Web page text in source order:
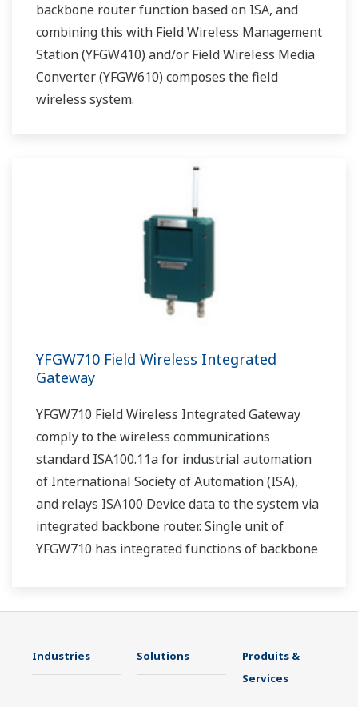
backbone router function based on ISA, and
combining this with Field Wireless Management
Station (YFGW410) and/or Field Wireless Media
Converter (YFGW610) composes the field
wireless system.
YFGW710 Field Wireless Integrated
Gateway
YFGW710 Field Wireless Integrated Gateway
comply to the wireless communications
standard ISA100.11a for industrial automation
of International Society of Automation (ISA),
and relays ISA100 Device data to the system via
integrated backbone router. Single unit of
YFGW710 has integrated functions of backbone
Industries Solutions
Produits &
Services